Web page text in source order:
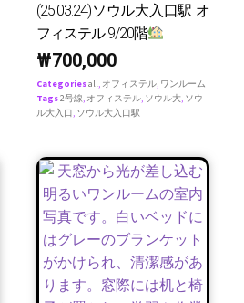
(25.03.24)ソウル大入口駅 オ
フィステル 9/20階
₩700,000
Categoriesall, オフィステル, ワンルーム
Tags2号線, オフィステル, ソウル大, ソウ
ル大入口, ソウル大入口駅